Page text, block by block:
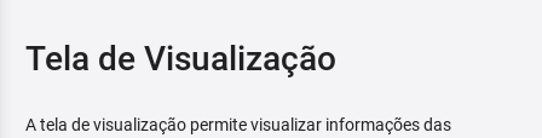
Tela de Visualização
A tela de visualização permite visualizar informações das